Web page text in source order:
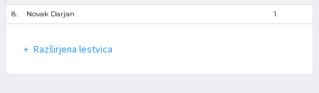
8. Novak Darjan 1
Razširjena lestvica